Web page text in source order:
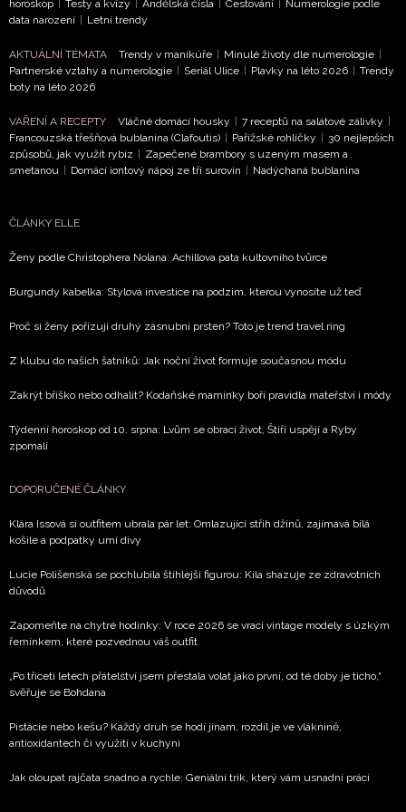
horoskop | Testy a kvízy | Andělská čísla | Cestování | Numerologie podle
data narození | Letní trendy
AKTUÁLNÍ TÉMATA Trendy v manikúře | Minulé životy dle numerologie |
Partnerské vztahy a numerologie | Seriál Ulice | Plavky na léto 2026 | Trendy
boty na léto 2026
VAŘENÍ A RECEPTY Vláčné domácí housky | 7 receptů na salátové zálivky |
Francouzská třešňová bublanina (Clafoutis) | Pařížské rohlíčky | 30 nejlepších
způsobů, jak využít rybíz | Zapečené brambory s uzeným masem a
smetanou | Domácí iontový nápoj ze tří surovin | Nadýchaná bublanina
ČLÁNKY ELLE
Ženy podle Christophera Nolana: Achillova pata kultovního tvůrce
Burgundy kabelka: Stylová investice na podzim, kterou vynosíte už teď
Proč si ženy pořizují druhý zásnubní prsten? Toto je trend travel ring
Z klubu do našich šatníků: Jak noční život formuje současnou módu
Zakrýt bříško nebo odhalit? Kodaňské maminky boří pravidla mateřství i módy
Týdenní horoskop od 10. srpna: Lvům se obrací život, Štíři uspějí a Ryby
zpomalí
DOPORUČENÉ ČLÁNKY
Klára Issová si outfitem ubrala pár let: Omlazující střih džínů, zajímavá bílá
košile a podpatky umí divy
Lucie Polišenská se pochlubila štíhlejší figurou: Kila shazuje ze zdravotních
důvodů
Zapomeňte na chytré hodinky: V roce 2026 se vrací vintage modely s úzkým
řemínkem, které pozvednou váš outfit
„Po třiceti letech přátelství jsem přestala volat jako první, od té doby je ticho,“
svěřuje se Bohdana
Pistácie nebo kešu? Každý druh se hodí jinam, rozdíl je ve vláknině,
antioxidantech či využití v kuchyni
Jak oloupat rajčata snadno a rychle: Geniální trik, který vám usnadní práci